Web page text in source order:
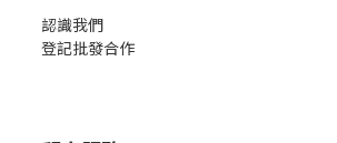
認識我們
登記批發合作